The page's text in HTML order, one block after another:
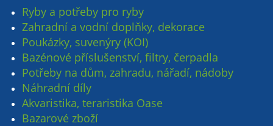
Ryby a potřeby pro ryby
Zahradní a vodní doplňky, dekorace
Poukázky, suvenýry (KOI)
Bazénové příslušenství, filtry, čerpadla
Potřeby na dům, zahradu, nářadí, nádoby
Náhradní díly
Akvaristika, teraristika Oase
Bazarové zboží